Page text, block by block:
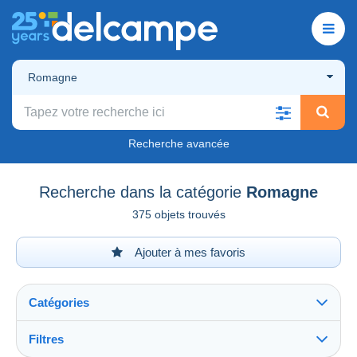
Romagne
Recherche avancée
Recherche dans la catégorie Romagne
375 objets trouvés
Ajouter à mes favoris
Catégories
Filtres